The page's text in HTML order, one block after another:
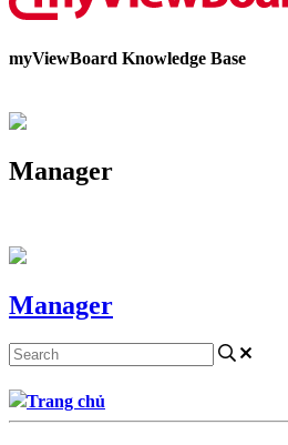
myViewBoard Knowledge Base
Manager
Manager
Trang chủ